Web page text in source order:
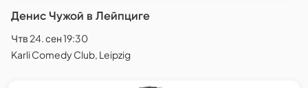
Денис Чужой в Лейпциге
Чтв 24. сен 19:30
Karli Comedy Club, Leipzig